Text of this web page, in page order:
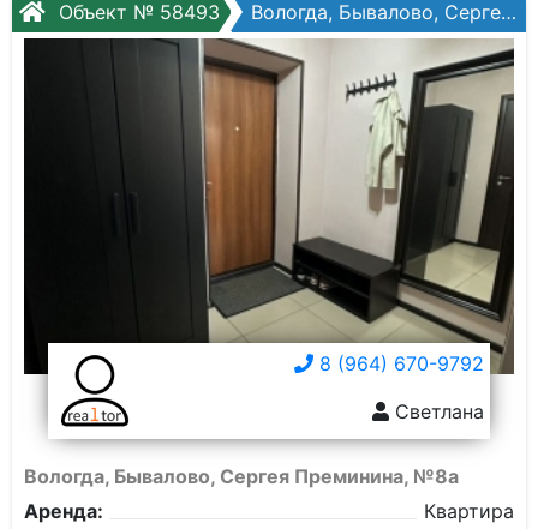
Объект № 58493 Вологда, Бывалово, Сергея Преминина, №8а
8 (964) 670-9792
Светлана
Вологда, Бывалово, Сергея Преминина, №8а
Аренда:
Квартира